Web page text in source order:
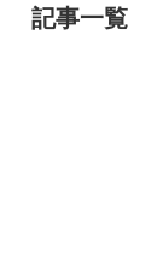
記事一覧